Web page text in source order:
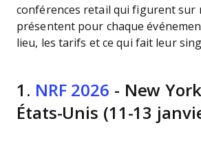
conférences retail qui figurent sur
présentent pour chaque
lieu, les tarifs et ce qui fait leur
1. NRF 2026 - New
États-Unis (11-13